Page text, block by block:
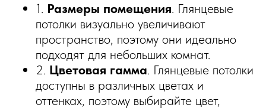
1. Размеры помещения. Глянцевые
потолки визуально увеличивают
пространство, поэтому они идеально
подходят для небольших комнат.
2. Цветовая гамма. Глянцевые потолки
доступны в различных цветах и
оттенках, поэтому выбирайте цвет,